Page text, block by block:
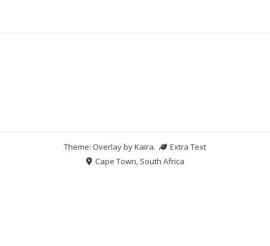
Theme: Overlay byKaira.
Extra Text
Cape Town, South Africa